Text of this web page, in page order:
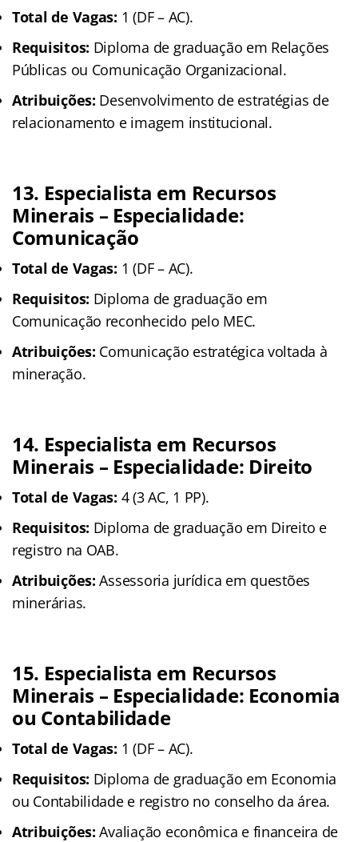
Total de Vagas: 1 (DF – AC).
Requisitos: Diploma de graduação em Relações
Públicas ou Comunicação Organizacional.
Atribuições: Desenvolvimento de estratégias de
relacionamento e imagem institucional.
13. Especialista em Recursos
Minerais – Especialidade:
Comunicação
Total de Vagas: 1 (DF – AC).
Requisitos: Diploma de graduação em
Comunicação reconhecido pelo MEC.
Atribuições: Comunicação estratégica voltada à
mineração.
14. Especialista em Recursos
Minerais – Especialidade: Direito
Total de Vagas: 4 (3 AC, 1 PP).
Requisitos: Diploma de graduação em Direito e
registro na OAB.
Atribuições: Assessoria jurídica em questões
minerárias.
15. Especialista em Recursos
Minerais – Especialidade: Economia
ou Contabilidade
Total de Vagas: 1 (DF – AC).
Requisitos: Diploma de graduação em Economia
ou Contabilidade e registro no conselho da área.
Atribuições: Avaliação econômica e financeira de